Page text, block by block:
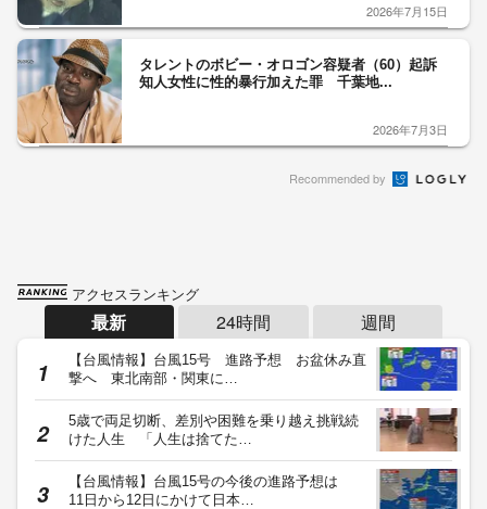
2026年7月15日
タレントのボビー・オロゴン容疑者（60）起訴
知人女性に性的暴行加えた罪 千葉地...
2026年7月3日
Recommended by
アクセスランキング
最新 24時間 週間
【台風情報】台風15号 進路予想 お盆休み直
撃へ 東北南部・関東に…
5歳で両足切断、差別や困難を乗り越え挑戦続
けた人生 「人生は捨てた…
【台風情報】台風15号の今後の進路予想は
11日から12日にかけて日本…